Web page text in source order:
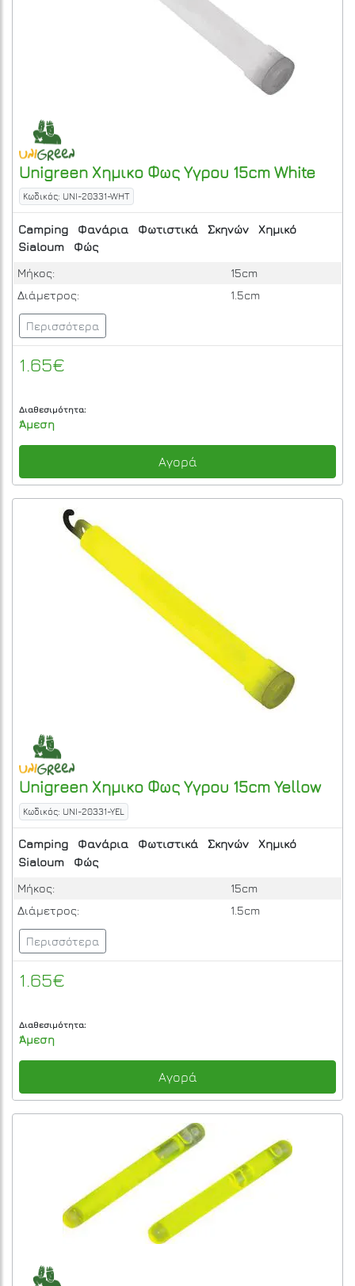
Unigreen Χημικο Φως Υγρου 15cm White
Κωδικός: UNI-20331-WHT
Camping Φανάρια Φωτιστικά Σκηνών
Χημικό
Sialoum
Φώς
Μήκος:
15cm
Διάμετρος:
1.5cm
Περισσότερα
1.65€
Διαθεσιμότητα:
Άμεση
Αγορά
Unigreen Χημικο Φως Υγρου 15cm Yellow
Κωδικός: UNI-20331-YEL
Camping Φανάρια Φωτιστικά Σκηνών
Χημικό
Sialoum
Φώς
Μήκος:
15cm
Διάμετρος:
1.5cm
Περισσότερα
1.65€
Διαθεσιμότητα:
Άμεση
Αγορά